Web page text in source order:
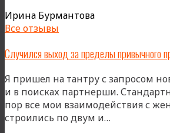
Ирина Бурмантова
Все отзывы
Случился выход за пределы привычного
Я пришел на тантру с запросом
и в поисках партнерши.
пор все мои взаимодействия с
строились по двум и…